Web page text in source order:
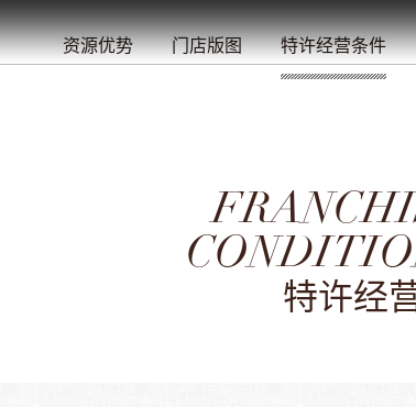
/ / / /
资源优势 门店版图 特许经营条件
特许经